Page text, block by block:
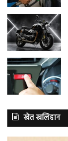
खेत खलिहान